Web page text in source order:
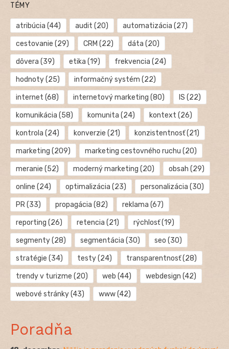
TÉMY
atribúcia (44) audit (20) automatizácia (27)
cestovanie (29) CRM (22) dáta (20)
dôvera (39) etika (19) frekvencia (24)
hodnoty(25) informačný systém (22)
internet (68) internetový marketing (80) IS (22)
komunikácia (58) komunita (24) kontext (26)
kontrola (24) konverzie (21) konzistentnosť(21)
marketing (209) marketing cestovného ruchu (20)
meranie (52) moderný marketing (20) obsah (29)
online (24) optimalizácia (23) personalizácia (30)
PR(33) propagácia (82) reklama (67)
reporting (26) retencia (21) rýchlosť(19)
segmenty(28) segmentácia (30) seo (30)
stratégie (34) testy(24) transparentnosť(28)
trendy v turizme (20) web (44) webdesign (42)
webové stránky(43) www(42)
Poradňa